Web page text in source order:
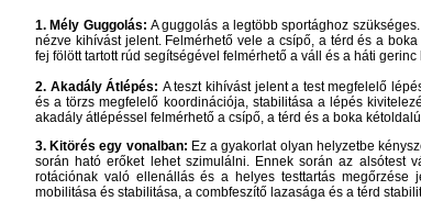
1. Mély Guggolás: A guggolás a legtöbb sportághoz
nézve kihívást jelent. Felmérhető vele a csípő, a térd és a
fej fölött tartott rúd segítségével felmérhető a váll és a háti
2. Akadály Átlépés: A teszt kihívást jelent a test megfelelő
és a törzs megfelelő koordinációja, stabilitása a lépés
akadály átlépéssel felmérhető a csípő, a térd és a boka
3. Kitörés egy vonalban: Ez a gyakorlat olyan helyzetbe
során ható erőket lehet szimulálni. Ennek során az alsótest
rotációnak való ellenállás és a helyes testtartás
mobilitása és stabilitása, a combfeszítő lazasága és a térd